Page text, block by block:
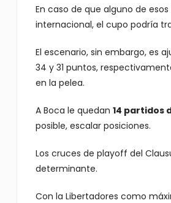
En caso de que alguno de
internacional, el cupo podría
El escenario, sin embargo, es
34 y 31 puntos,
en la pelea.
A Boca le quedan 14 partidos
posible, escalar posiciones.
Los cruces de playoff del
determinante.
Con la Libertadores como